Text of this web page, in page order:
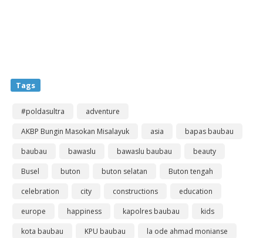
Tags
#poldasultra
adventure
AKBP Bungin Masokan Misalayuk
asia
bapas baubau
baubau
bawaslu bawaslu baubau
beauty
Busel
buton buton selatan
Buton tengah
celebration
city constructions
education
europe
happiness kapolres baubau
kids
kota baubau
KPU baubau
la ode ahmad monianse